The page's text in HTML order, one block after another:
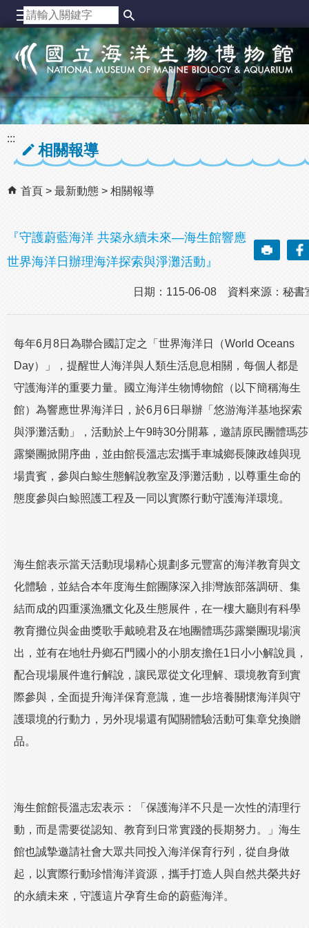
跳到主要內容區塊
:::
相關報導
首頁 最新動態 相關報導
『守護蔚藍海洋 共築永續未來—海生館響應
世界海洋日辦理海洋探索與淨灘活動』
日期：115-06-08 資料來源：秘書
每年6月8日為聯合國訂定之「世界海洋日（World Oceans
Day）」，提醒世人海洋與人類生活息息相關，每個人都是
守護海洋的重要力量。國立海洋生物博物館（以下簡稱海生
館）為響應世界海洋日，於6月6日舉辦「悠游海洋基地探索
與淨灘活動」，活動於上午9時30分開幕，邀請原民團體瑪莎
露樂團掀開序曲，並由館長溫志宏攜手車城鄉長陳政雄與現
場貴賓，參與白鯨生態解說教室及淨灘活動，以尊重生命的
態度參與白鯨照護工程及一同以實際行動守護海洋環境。
海生館表示當天活動現場精心規劃多元豐富的海洋教育與文
化體驗，並結合本年度海生館團隊深入排灣族部落調研、集
結而成的四重溪漁獵文化及生態展件，在一樓大廳則有科學
教育攤位與金曲獎歌手戴曉君及在地團體瑪莎露樂團現場演
出，並有在地牡丹鄉石門國小的小朋友擔任1日小小解說員，
配合現場展件進行解說，讓民眾從文化理解、環境教育到實
際參與，全面提升海洋保育意識，進一步培養關懷海洋與守
護環境的行動力，另外現場還有闖關體驗活動可集章兌換贈
品。
海生館館長溫志宏表示：「保護海洋不只是一次性的清理行
動，而是需要從認知、教育到日常實踐的長期努力。」海生
館也誠摯邀請社會大眾共同投入海洋保育行列，從自身做
起，以實際行動珍惜海洋資源，攜手打造人與自然共榮共好
的永續未來，守護這片孕育生命的蔚藍海洋。